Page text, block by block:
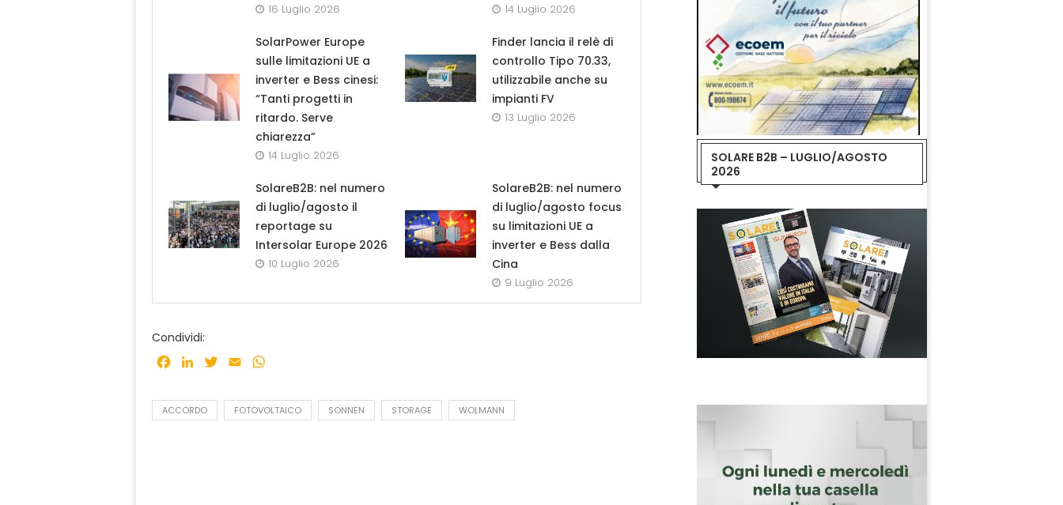
16 Luglio 2026 14 Luglio 2026
SolarPower Europe
sulle limitazioni UE a
inverter e Bess cinesi:
“Tanti progetti in
ritardo. Serve
chiarezza”
14 Luglio 2026
Finder lancia il relè di
controllo Tipo 70.33,
utilizzabile anche su
impianti FV
13 Luglio 2026
SolareB2B: nel numero
di luglio/agosto il
reportage su
Intersolar Europe 2026
10 Luglio 2026
SolareB2B: nel numero
di luglio/agosto focus
su limitazioni UE a
inverter e Bess dalla
Cina
9 Luglio 2026
Condividi:
Facebook
LinkedInTwitter
Email
ACCORDO FOTOVOLTAICO SONNEN STORAGE WOLMANN
SOLARE B2B – LUGLIO/AGOSTO
2026